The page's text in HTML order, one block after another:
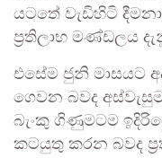
යටතේ වැඩිහිටි
ප්‍රතිලාභ මණ්ඩලය
එසේම ජුනි මාසයට
ගෙවන බවද
බැංකු ගිණුමටම
කටයුතු කරන බවද